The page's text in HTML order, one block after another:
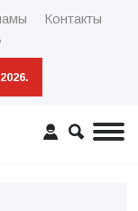
Контакты